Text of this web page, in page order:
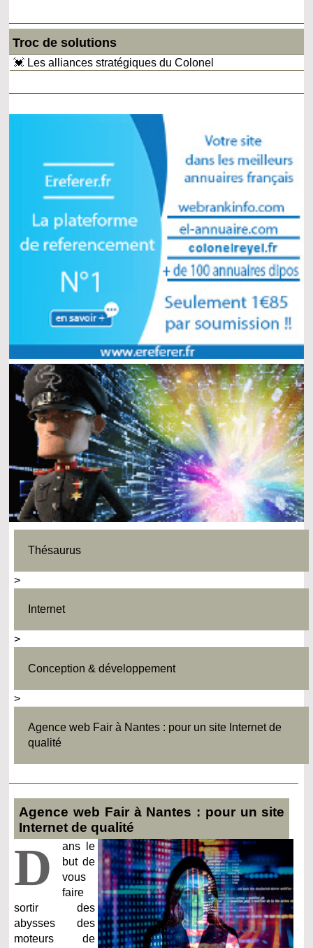
Troc de solutions
💓 Les alliances stratégiques du Colonel
Thésaurus
>
Internet
>
Conception & développement
>
Agence web Fair à Nantes : pour un site Internet de
qualité
Agence web Fair à Nantes : pour un site
Internet de qualité
D
ans le
but de
vous
faire
sortir des
abysses des
moteurs de